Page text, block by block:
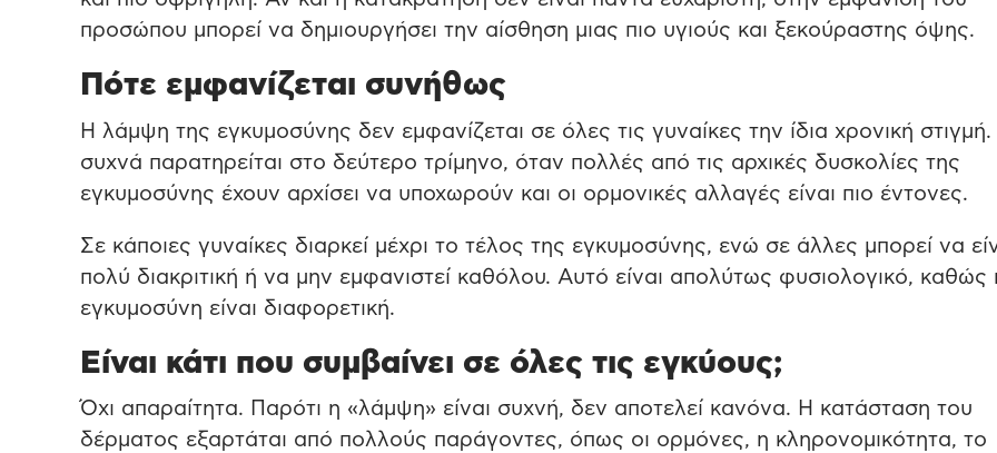
προσώπου μπορεί να δημιουργήσει την αίσθηση μιας πιο υγιούς και ξεκούραστης όψης.
Πότε εμφανίζεται συνήθως
Η λάμψη της εγκυμοσύνης δεν εμφανίζεται σε όλες τις γυναίκες την ίδια χρονική στιγμή.
συχνά παρατηρείται στο δεύτερο τρίμηνο, όταν πολλές από τις αρχικές δυσκολίες της
εγκυμοσύνης έχουν αρχίσει να υποχωρούν και οι ορμονικές αλλαγές είναι πιο έντονες.
Σε κάποιες γυναίκες διαρκεί μέχρι το τέλος της εγκυμοσύνης, ενώ σε άλλες μπορεί να
πολύ διακριτική ή να μην εμφανιστεί καθόλου. Αυτό είναι απολύτως φυσιολογικό, καθώς
εγκυμοσύνη είναι διαφορετική.
Είναι κάτι που συμβαίνει σε όλες τις εγκύους;
Όχι απαραίτητα. Παρότι η «λάμψη» είναι συχνή, δεν αποτελεί κανόνα. Η κατάσταση του
δέρματος εξαρτάται από πολλούς παράγοντες, όπως οι ορμόνες, η κληρονομικότητα, το